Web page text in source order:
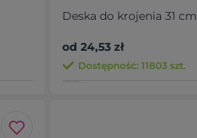
Deska do krojenia 31 cm
od 24,53 zł
Dostępność: 11803 szt.